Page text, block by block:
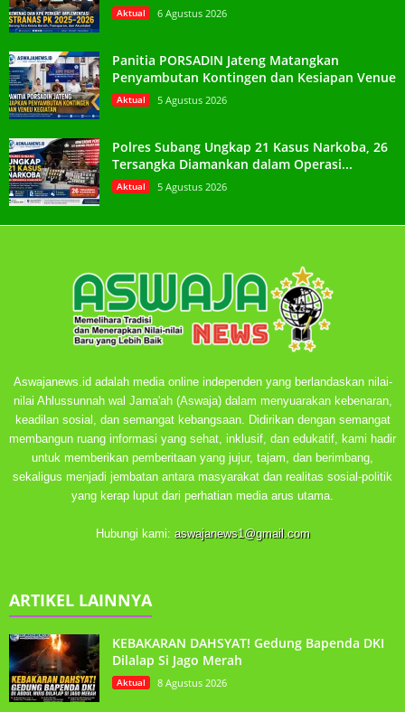
Aktual 6 Agustus 2026
Panitia PORSADIN Jateng Matangkan
Penyambutan Kontingen dan Kesiapan Venue
Aktual 5 Agustus 2026
Polres Subang Ungkap 21 Kasus Narkoba, 26
Tersangka Diamankan dalam Operasi...
Aktual 5 Agustus 2026
Aswajanews.id adalah media online independen yang berlandaskan nilai-
nilai Ahlussunnah wal Jama'ah (Aswaja) dalam menyuarakan kebenaran,
keadilan sosial, dan semangat kebangsaan. Didirikan dengan semangat
membangun ruang informasi yang sehat, inklusif, dan edukatif, kami hadir
untuk memberikan pemberitaan yang jujur, tajam, dan berimbang,
sekaligus menjadi jembatan antara masyarakat dan realitas sosial-politik
yang kerap luput dari perhatian media arus utama.
Hubungi kami: aswajanews1@gmail.com
ARTIKEL LAINNYA
KEBAKARAN DAHSYAT! Gedung Bapenda DKI
Dilalap Si Jago Merah
Aktual 8 Agustus 2026